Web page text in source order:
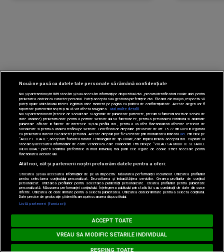
CONECTEAZĂ-TE CU NOI
FollowInstagram
Loading...
MUSIC NON STOP
#hitperepeat
Nouă ne pasă ca datele tale personale să rămână confidențiale
Noi și partenerii noștri589stocăm și/sau accesăm informații pe dispozitivul dvs., precum identificatorii cookie unici pentru
prelucrarea datelor cu caracter personal. Puteți accepta sau gestiona preferințele dvs. făcând clic mai jos, respectiv vă
puteți opune utilizării unui interes legitim în orice moment pe pagina cu politica de confidențialitate. Aceste alegeri vor fi
raportate partenerilor noștri și nu vă vor afecta navigarea.
Mai multe detalii
Noi si partenerii nostri (retelele de socializare si agentiile de publicitate partenere, precum si furnizorii nostri de servicii de
date analitice) prelucram date pentru a permite website-ului sa functioneze, pentru a personaliza continutul si anunturile
publicitare afisate in functie de interesele si/sau profilul dvs., pentru a va oferi functionalitati aferente retelelor de
socializare si pentru a analiza traficul pe website. Beneficiati de drepturile prevazute de art. 15-22 din GDPR in legatura
cu prelucrarea datelor cu caracter personal. Aceste drepturi pot fi exercitate prin modalitatea indicataaici . Prin click pe
“ACCEPT TOATE”, acceptati folosirea tuturor Tehnologiilor de tip Cookie, care implica inclusiv acceptul dvs. cu privire la
stocarea/accesarea informatiilor de catre Vendor-ii cu care colaboram. Prin click pe “VREAU SA MODIFIC SETARILE
INDIVIDUAL” puteti schimba preferintele in mod individual, mai putin cele legate de cookie strict necesare pentru
functionarea website-ului.
Atât noi, cât și partenerii noștri prelucrăm datele pentru a oferi:
Stocarea și/sau accesarea informațiilor de pe un dispozitiv. Măsurarea performanței reclamelor. Utilizarea profilurilor
pentru selectarea conținutului personalizat. Dezvoltarea și îmbunătățirea serviciilor. Crearea profilurilor de conținut
personalizat. Utilizarea profilurilor pentru selectarea publicității personalizate. Crearea profilurilor pentru publicitate
personalizată. Măsurarea performanței conținutului. Înțelegerea publicului prin statistici sau combinații de date din surse
diferite. Utilizarea de date limitate pentru a selecta publicitatea. Utilizarea datelor limitate pentru a selecta conținutul.
Date precise de geolocație și identificarea prin scanarea dispozitivului.
Listă parteneri (furnizori)
ACCEPT TOATE
RESPING TOATE
VREAU SA MODIFIC SETARILE INDIVIDUAL